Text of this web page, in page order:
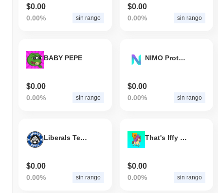
$0.00
0.00% sin rango
$0.00
0.00% sin rango
BABY PEPE
$0.00
0.00% sin rango
NIMO Protocol
$0.00
0.00% sin rango
Liberals Tears
$0.00
0.00% sin rango
That's Iffy My Dude
$0.00
0.00% sin rango